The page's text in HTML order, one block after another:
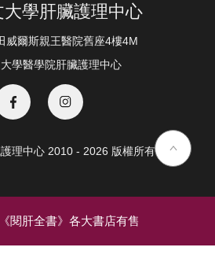
學肝臟護理中心
威爾斯親王醫院舊座4樓4M
學醫學院肝臟護理中心
理中心 2010 - 2026 版權所有 ©️
閱肝全書》各大書店有售